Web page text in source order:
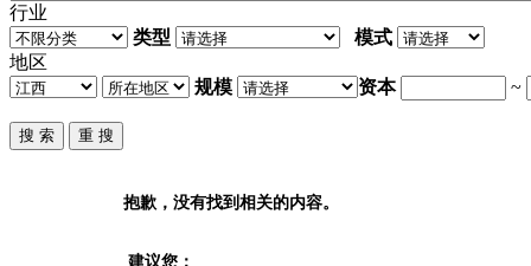
行业
类型
模式
地区
规模
资本 ~
抱歉，没有找到相关的内容。
建议您：